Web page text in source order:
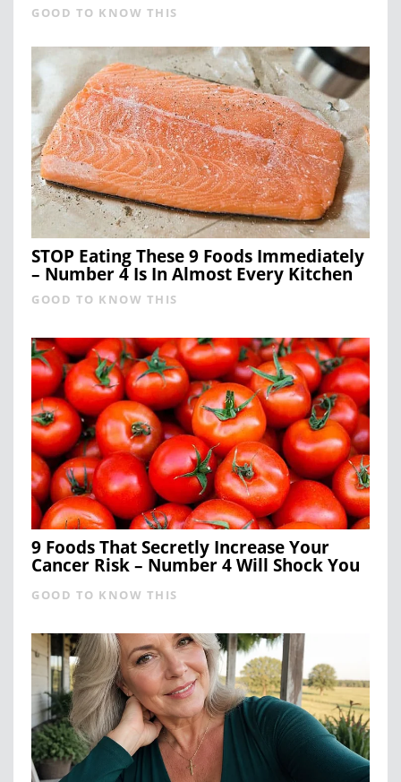
GOOD TO KNOW THIS
STOP Eating These 9 Foods Immediately
– Number 4 Is In Almost Every Kitchen
GOOD TO KNOW THIS
9 Foods That Secretly Increase Your
Cancer Risk – Number 4 Will Shock You
GOOD TO KNOW THIS